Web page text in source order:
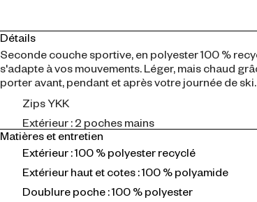
Détails
Seconde couche sportive, en polyester 100 %
s'adapte à vos mouvements. Léger, mais chaud
porter avant, pendant et après votre journée de ski.
Zips YKK
Extérieur : 2 poches mains
Matières et entretien
Extérieur : 100 % polyester recyclé
Extérieur haut et cotes : 100 % polyamide
Doublure poche : 100 % polyester